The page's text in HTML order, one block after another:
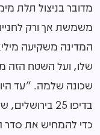
מדובר בניצול תלת
משמשת אך ורק
המדינה משקיעה
שלו, ועל השטח הזה
שכונה שלמה. "עד
בדיפו 25 בירושלים,
כדי להמחיש את סדר